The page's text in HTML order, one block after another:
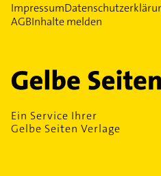
Impressum
AGBInhalte melden
Ein Service Ihrer
Gelbe Seiten Verlage